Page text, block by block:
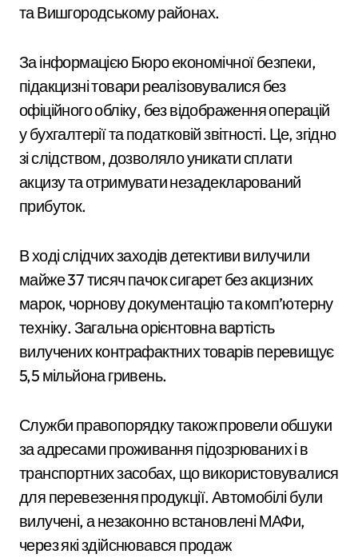
та Вишгородському районах.
За інформацією Бюро економічної безпеки,
підакцизні товари реалізовувалися без
офіційного обліку, без відображення операцій
у бухгалтерії та податковій звітності. Це, згідно
зі слідством, дозволяло уникати сплати
акцизу та отримувати незадекларований
прибуток.
В ході слідчих заходів детективи вилучили
майже 37 тисяч пачок сигарет без акцизних
марок, чорнову документацію та комп’ютерну
техніку. Загальна орієнтовна вартість
вилучених контрафактних товарів перевищує
5,5 мільйона гривень.
Служби правопорядку також провели обшуки
за адресами проживання підозрюваних і в
транспортних засобах, що використовувалися
для перевезення продукції. Автомобілі були
вилучені, а незаконно встановлені МАФи,
через які здійснювався продаж